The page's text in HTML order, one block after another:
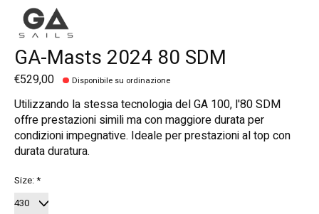
GA-Masts 2024 80 SDM
€529,00 Disponibile su ordinazione
Utilizzando la stessa tecnologia del GA 100, l'80 SDM
offre prestazioni simili ma con maggiore durata per
condizioni impegnative. Ideale per prestazioni al top con
durata duratura.
Size:*